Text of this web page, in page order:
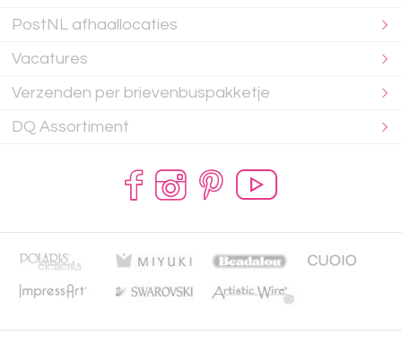
PostNL afhaallocaties
Vacatures
Verzenden per brievenbuspakketje
DQ Assortiment